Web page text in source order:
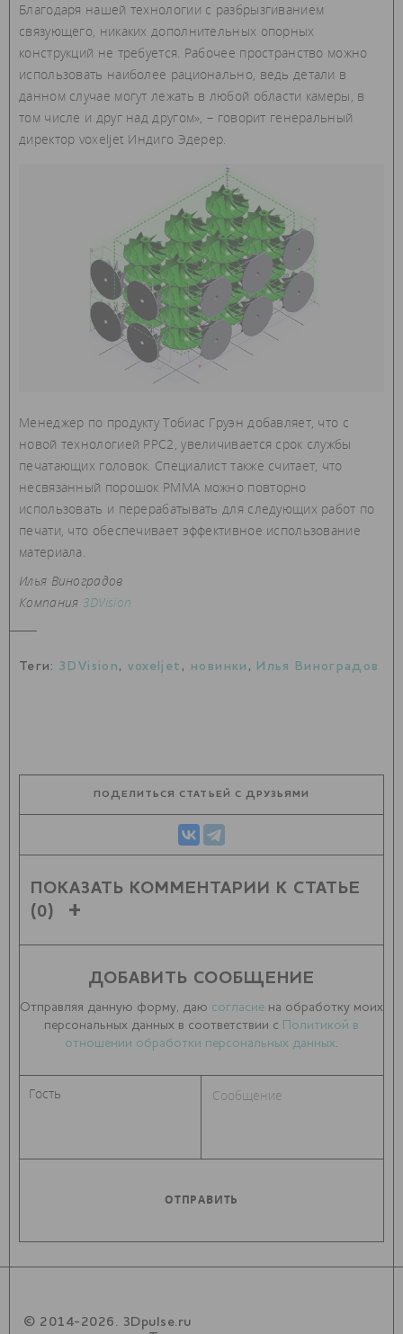
Благодаря нашей технологии с разбрызгиванием
связующего, никаких дополнительных опорных
конструкций не требуется. Рабочее пространство можно
использовать наиболее рационально, ведь детали в
данном случае могут лежать в любой области камеры, в
том числе и друг над другом», – говорит генеральный
директор voxeljet Индиго Эдерер.
Менеджер по продукту Тобиас Груэн добавляет, что с
новой технологией PPC2, увеличивается срок службы
печатающих головок. Специалист также считает, что
несвязанный порошок PMMA можно повторно
использовать и перерабатывать для следующих работ по
печати, что обеспечивает эффективное использование
материала.
Илья Виноградов
Компания 3DVision
Теги:3DVision , voxeljet , новинки , Илья Виноградов
ПОДЕЛИТЬСЯ СТАТЬЕЙ С ДРУЗЬЯМИ
ПОКАЗАТЬ КОММЕНТАРИИ К СТАТЬЕ
(0)
ДОБАВИТЬ СООБЩЕНИЕ
Отправляя данную форму, даю согласие на обработку моих
персональных данных в соответствии с Политикой в
отношении обработки персональных данных.
© 2014-2026. 3Dpulse.ru